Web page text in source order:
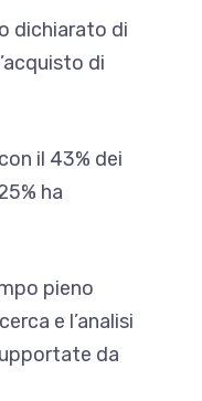
dichiarato di
di
il 43% dei
ha
pieno
e l’analisi
da